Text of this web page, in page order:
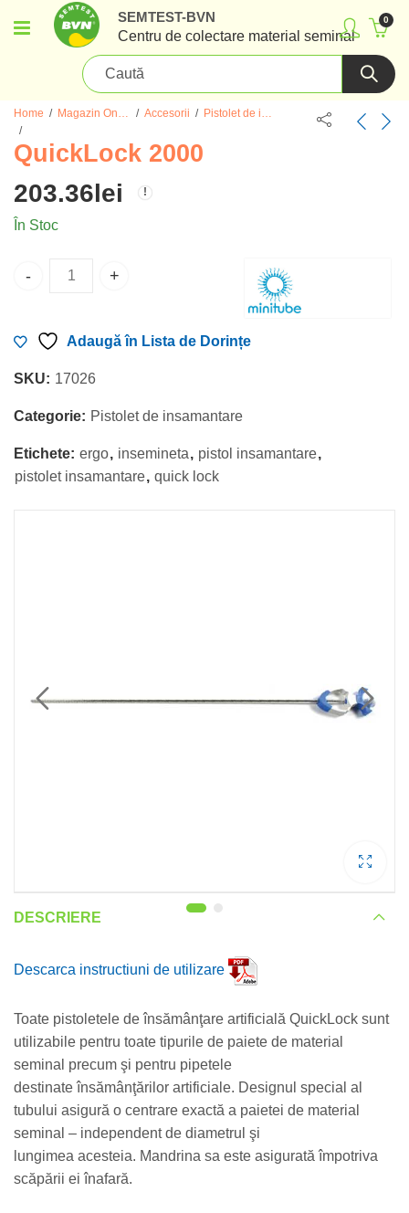
SEMTEST-BVN
Centru de colectare material seminal
0
Home Magazin Online Material Seminal de Tauri Accesorii Pistolet de insamantare
QuickLock 2000
203.36lei
În Stoc
QuickLock 2000 cantitate
Adaugă în Lista de Dorințe
SKU: 17026
Categorie: Pistolet de insamantare
Etichete: ergo, insemineta, pistol insamantare,
pistolet insamantare, quick lock
DESCRIERE
Descarca instructiuni de utilizare
Toate pistoletele de însămânţare artificială QuickLock sunt
utilizabile pentru toate tipurile de paiete de material
seminal precum şi pentru pipetele
destinate însămânţărilor artificiale. Designul special al
tubului asigură o centrare exactă a paietei de material
seminal – independent de diametrul şi
lungimea acesteia. Mandrina sa este asigurată împotriva
scăpării ei înafară.